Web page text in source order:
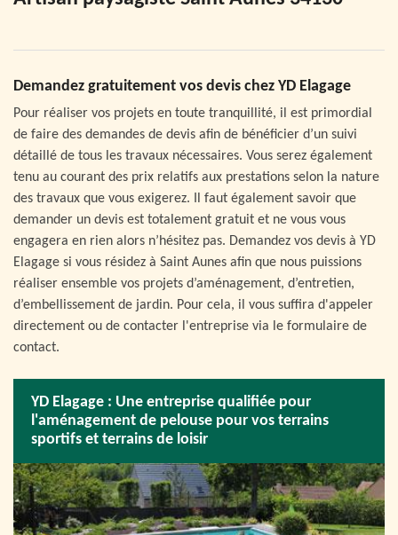
Demandez gratuitement vos devis chez YD Elagage
Pour réaliser vos projets en toute tranquillité, il est primordial
de faire des demandes de devis afin de bénéficier d’un suivi
détaillé de tous les travaux nécessaires. Vous serez également
tenu au courant des prix relatifs aux prestations selon la nature
des travaux que vous exigerez. Il faut également savoir que
demander un devis est totalement gratuit et ne vous vous
engagera en rien alors n’hésitez pas. Demandez vos devis à YD
Elagage si vous résidez à Saint Aunes afin que nous puissions
réaliser ensemble vos projets d’aménagement, d’entretien,
d’embellissement de jardin. Pour cela, il vous suffira d'appeler
directement ou de contacter l'entreprise via le formulaire de
contact.
YD Elagage : Une entreprise qualifiée pour
l'aménagement de pelouse pour vos terrains
sportifs et terrains de loisir